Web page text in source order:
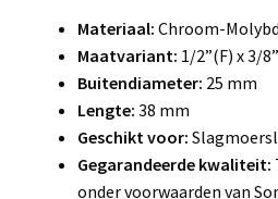
Materiaal: Chroom-
Maatvariant: 1/2”(F) x 3/
Buitendiameter: 25 mm
Lengte: 38 mm
Geschikt voor:
Gegarandeerde kwaliteit:
onder voorwaarden van